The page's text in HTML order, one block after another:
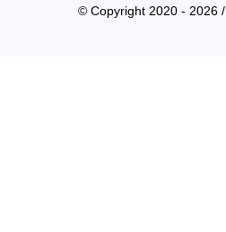
© Copyright 2020 - 2026 /